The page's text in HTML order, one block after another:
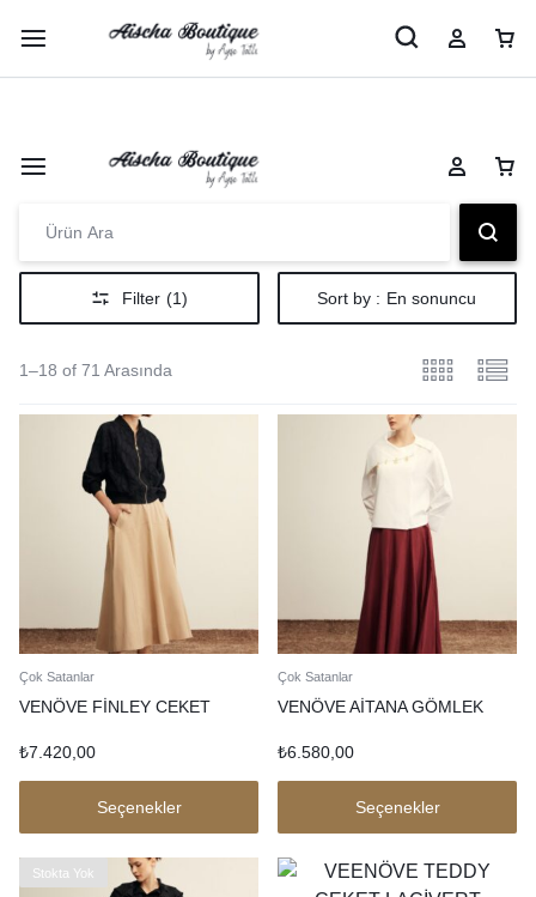
Peşin Fiyatına 3 Taksit İmkanı Şimdi Alışveriş Yap
Filter (1) Sort by : En sonuncu
1–18 of 71 Arasında
Çok Satanlar
VENÖVE FİNLEY CEKET
₺7.420,00
Seçenekler
Çok Satanlar
VENÖVE AİTANA GÖMLEK
₺6.580,00
Seçenekler
Stokta Yok